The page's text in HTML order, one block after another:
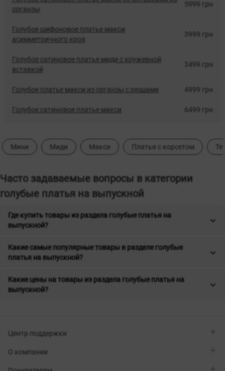
органзы
5999 грн
Голубое шифоновое платье макси
асимметричного кроя
3999 грн
Голубое сатиновое платье миди с кружевной
вставкой
3499 грн
Голубое платье макси из органзы с рюшами 4999 грн
Голубое сатиновое платье макси 6499 грн
Мини Миди Макси Платья с корсетом
Часто задаваемые вопросы в категории
голубые платья на выпускной
Где купить товары из раздела голубые платья на
выпускной?
Какие самые популярные товары в разделе голубые
платья на выпускной?
Какие цены на товары из раздела голубые платья на
выпускной?
Центр поддержки
Viber
Перезвоните мне
О компании